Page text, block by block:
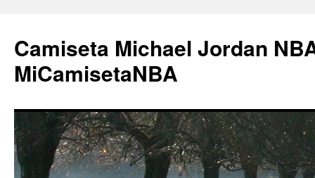
Camiseta Michael Jordan
MiCamisetaNBA